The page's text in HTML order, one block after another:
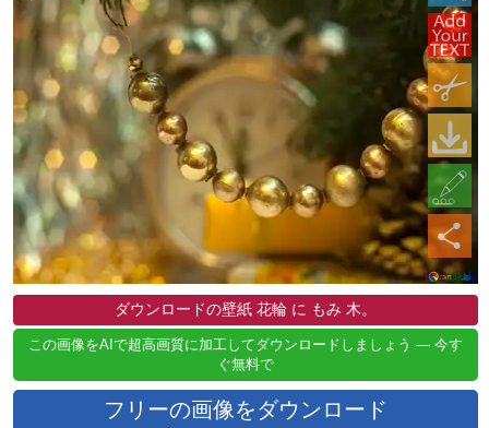
ダウンロードの壁紙 花輪 に もみ 木。
この画像をAIで超高画質に加工してダウンロードしましょう — 今す
ぐ無料で
フリーの画像をダウンロード